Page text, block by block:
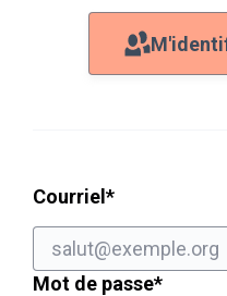
Courriel *Champ
Mot de passe*